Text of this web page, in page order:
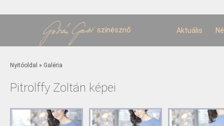
színésznő Aktuális
Jelenlegi hely
Nyitóoldal » Galéria
Pitrolffy Zoltán képei